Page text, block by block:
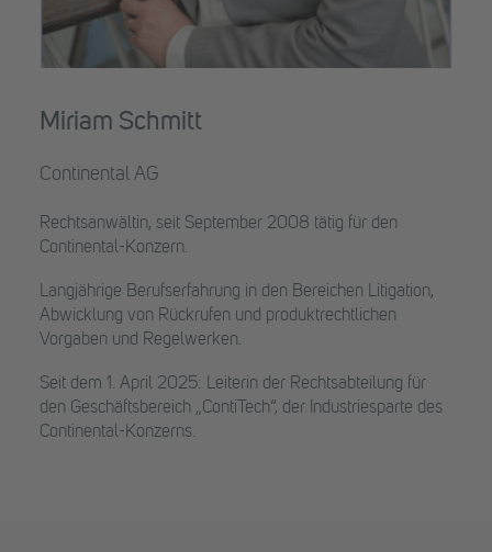
Miriam Schmitt
Continental AG
Rechtsanwältin, seit September 2008 tätig für den
Continental-Konzern.
Langjährige Berufserfahrung in den Bereichen Litigation,
Abwicklung von Rückrufen und produktrechtlichen
Vorgaben und Regelwerken.
Seit dem 1. April 2025: Leiterin der Rechtsabteilung für
den Geschäftsbereich „ContiTech“, der Industriesparte des
Continental-Konzerns.